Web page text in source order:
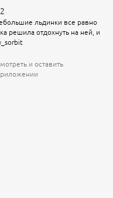
льдинки все равно
решила отдохнуть на ней, и
и оставить